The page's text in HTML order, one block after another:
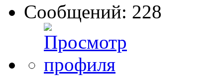
Сообщений: 228